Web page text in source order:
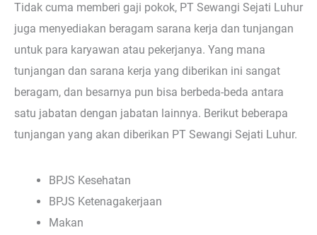
Tidak cuma memberi gaji pokok, PT Sewangi Sejati Luhur
juga menyediakan beragam sarana kerja dan tunjangan
untuk para karyawan atau pekerjanya. Yang mana
tunjangan dan sarana kerja yang diberikan ini sangat
beragam, dan besarnya pun bisa berbeda-beda antara
satu jabatan dengan jabatan lainnya. Berikut beberapa
tunjangan yang akan diberikan PT Sewangi Sejati Luhur.
BPJS Kesehatan
BPJS Ketenagakerjaan
Makan